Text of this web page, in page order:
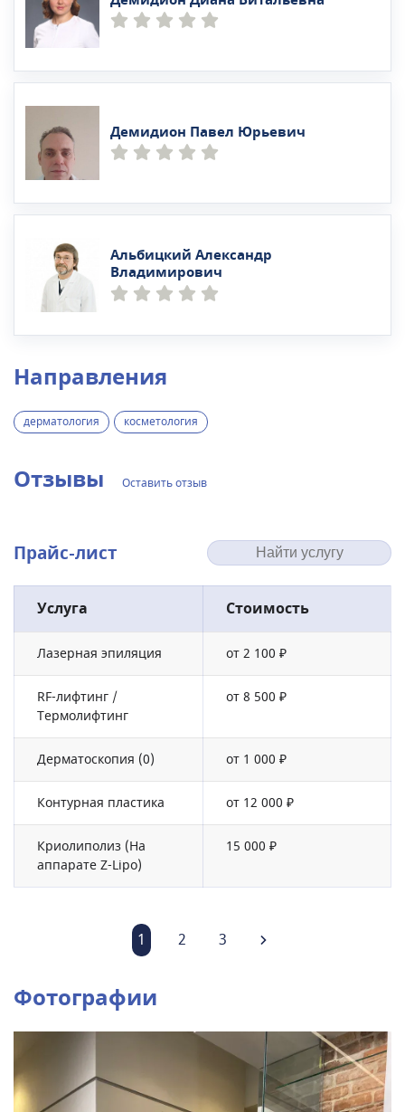
Демидион Павел Юрьевич
Альбицкий Александр
Владимирович
Направления
дерматология косметология
Отзывы Оставить отзыв
Прайс-лист
Услуга Стоимость
Лазерная эпиляция от 2 100 ₽
RF-лифтинг /
Термолифтинг
от 8 500 ₽
Дерматоскопия (0) от 1 000 ₽
Контурная пластика от 12 000 ₽
Криолиполиз (На
аппарате Z-Lipo)
15 000 ₽
1 2 3
Фотографии